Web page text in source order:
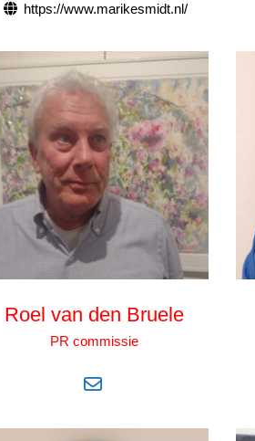
https://www.marikesmidt.nl/
Roel van den Bruele
PR commissie